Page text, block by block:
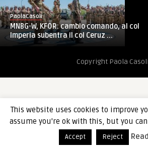
PaolaCasoli
MNBG-W, KFOR: cambio comando, al col
Imperia subentra il col Ceruz ...
Copyright Paola Casoli
This website uses cookies to improve
assume you're ok with this, but you
Accept Reject